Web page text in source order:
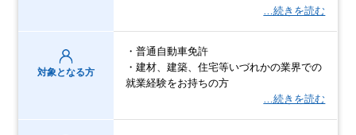
…続きを読む
対象となる方
・普通自動車免許
・建材、建築、住宅等いづれかの業界での
就業経験をお持ちの方
…続きを読む